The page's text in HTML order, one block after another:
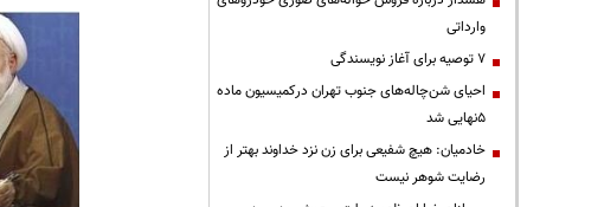
وارداتی
۷ توصیه برای آغاز نویسندگی
احیای شن‌چاله‌های جنوب تهران درکمیسیون ماده
۵نهایی شد
خادمیان: هیچ شفیعی برای زن نزد خداوند بهتر از
رضایت شوهر نیست